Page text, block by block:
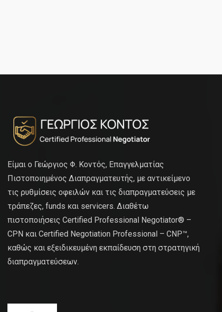
Είμαι ο Γεώργιος Φ. Κοντός, Επαγγελματίας
Πιστοποιημένος Διαπραγματευτής, με αντικείμενο
τις ρυθμίσεις οφειλών και τις διαπραγματεύσεις με
τράπεζες, funds και servicers. Διαθέτω
πιστοποιήσεις Certified Professional Negotiator® –
CPN και Certified Negotiation Professional – CNP™,
καθώς και εξειδικευμένη εκπαίδευση στη στρατηγική
διαπραγματεύσεων.